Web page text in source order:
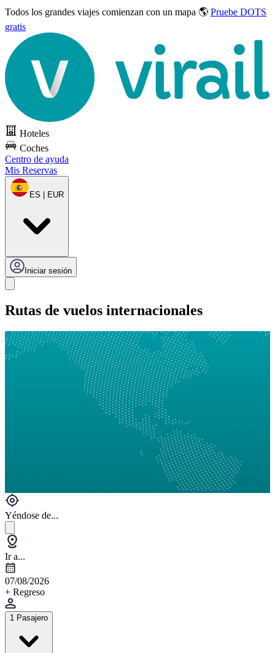
Todos los grandes viajes comienzan con un mapa 🌎 Pruebe DOTS
gratis
Hoteles
Coches
Centro de ayuda
Mis Reservas
ES | EUR
Iniciar sesión
Rutas de vuelos internacionales
Yéndose de...
Ir a...
07/08/2026
+ Regreso
1 Pasajero